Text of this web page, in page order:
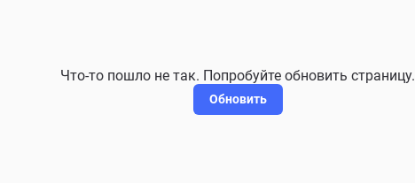
Что-то пошло не так. Попробуйте обновить страницу.
Обновить